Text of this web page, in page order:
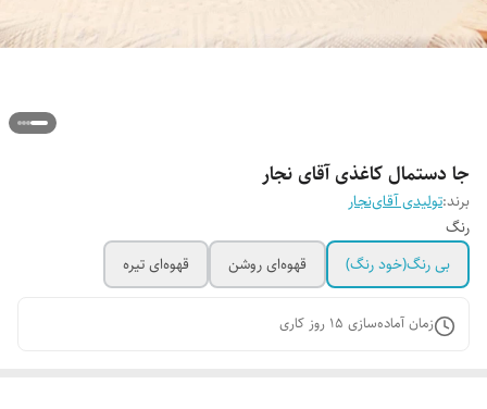
جا دستمال کاغذی آقای نجار
برند:تولیدی آقای‌نجار
رنگ
بی رنگ(خود رنگ)
قهوه‌ای روشن قهوه‌ای تیره
زمان آماده‌سازی 15 روز کاری